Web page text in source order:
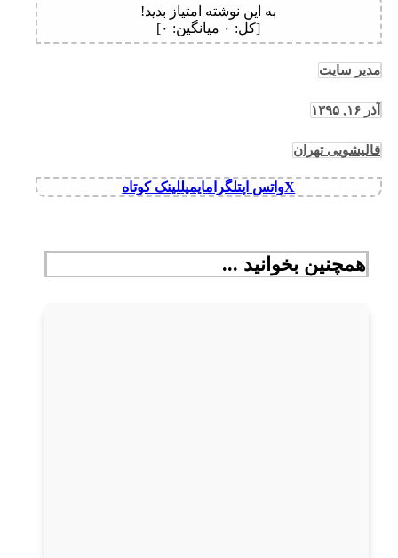
به این نوشته امتیاز بدید!
[کل: ۰ میانگین: ۰]
مدیر سایت
آذر ۱۶, ۱۳۹۵
قالیشویی تهران
Xواتس اپتلگرامایمیللینک کوتاه
همچنین بخوانید ...